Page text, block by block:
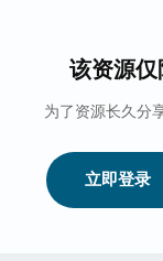
该资源
为了资源长久分
立即登录